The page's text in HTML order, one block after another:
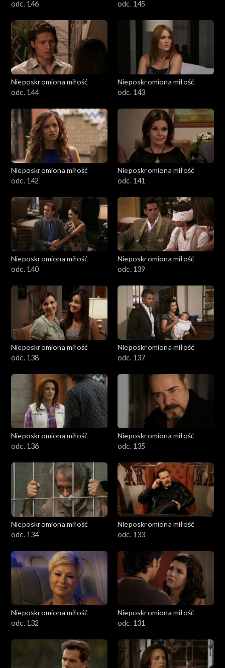
odc. 146
odc. 145
Nieposkromiona miłość
odc. 144
Nieposkromiona miłość
odc. 143
Nieposkromiona miłość
odc. 142
Nieposkromiona miłość
odc. 141
Nieposkromiona miłość
odc. 140
Nieposkromiona miłość
odc. 139
Nieposkromiona miłość
odc. 138
Nieposkromiona miłość
odc. 137
Nieposkromiona miłość
odc. 136
Nieposkromiona miłość
odc. 135
Nieposkromiona miłość
odc. 134
Nieposkromiona miłość
odc. 133
Nieposkromiona miłość
odc. 132
Nieposkromiona miłość
odc. 131